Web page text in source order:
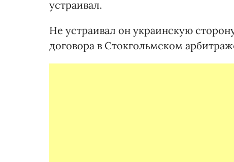
устраивал.
Не устраивал он украинскую
договора в Стокгольмском